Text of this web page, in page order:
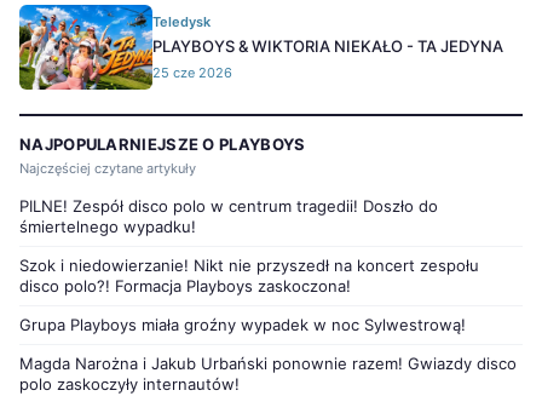
Teledysk
PLAYBOYS & WIKTORIA NIEKAŁO - TA JEDYNA
25 cze 2026
NAJPOPULARNIEJSZE O PLAYBOYS
Najczęściej czytane artykuły
PILNE! Zespół disco polo w centrum tragedii! Doszło do
śmiertelnego wypadku!
Szok i niedowierzanie! Nikt nie przyszedł na koncert zespołu
disco polo?! Formacja Playboys zaskoczona!
Grupa Playboys miała groźny wypadek w noc Sylwestrową!
Magda Narożna i Jakub Urbański ponownie razem! Gwiazdy disco
polo zaskoczyły internautów!